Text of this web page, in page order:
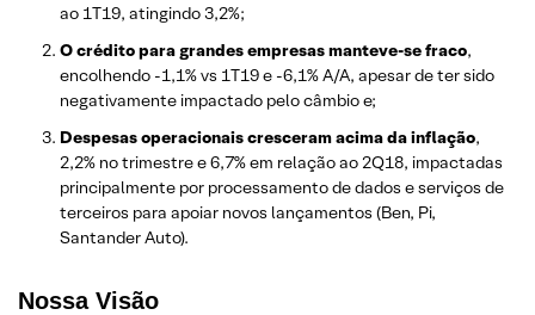
ao 1T19, atingindo 3,2%;
O crédito para grandes empresas manteve-se fraco,
encolhendo -1,1% vs 1T19 e -6,1% A/A, apesar de ter sido
negativamente impactado pelo câmbio e;
Despesas operacionais cresceram acima da inflação,
2,2% no trimestre e 6,7% em relação ao 2Q18, impactadas
principalmente por processamento de dados e serviços de
terceiros para apoiar novos lançamentos (Ben, Pi,
Santander Auto).
​Nossa Visão